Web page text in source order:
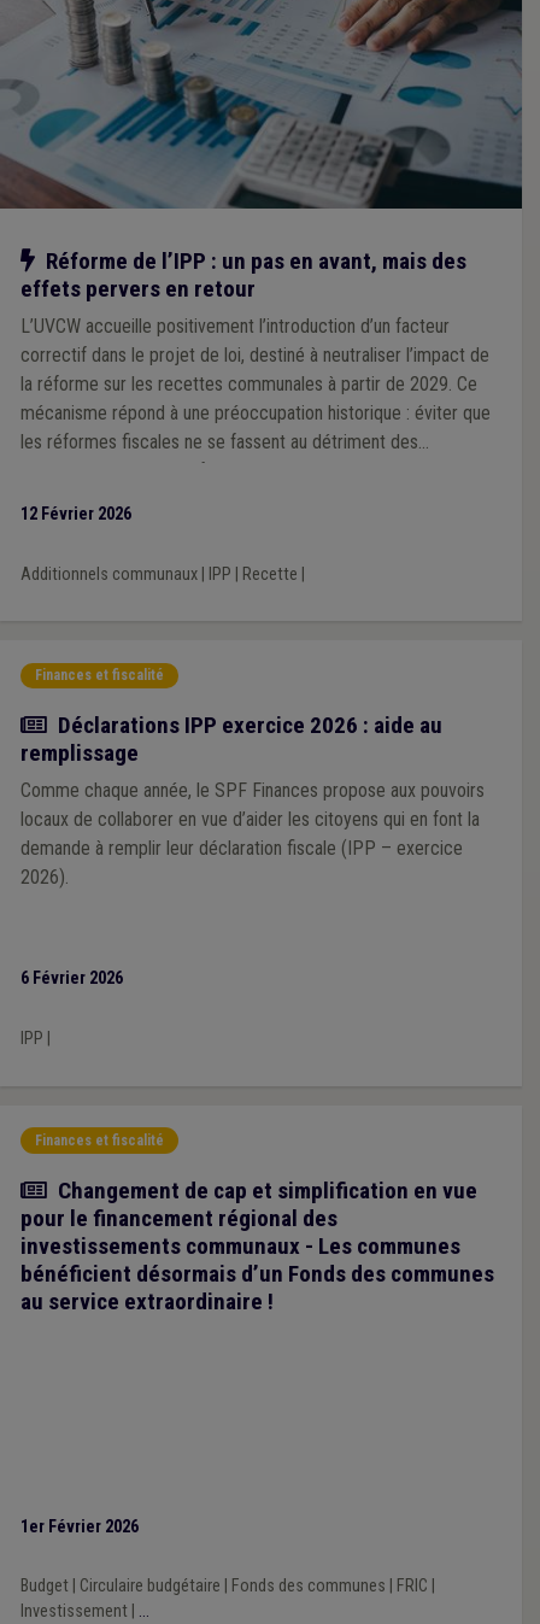
Notre action
Réforme de l’IPP : un pas en avant, mais des
effets pervers en retour
L’UVCW accueille positivement l’introduction d’un facteur
correctif dans le projet de loi, destiné à neutraliser l’impact de
la réforme sur les recettes communales à partir de 2029. Ce
mécanisme répond à une préoccupation historique : éviter que
les réformes fiscales ne se fassent au détriment des
communes, comme ce fut le cas par le passé. Cependant,
12 Février 2026
Additionnels communaux| IPP Recette
Finances et fiscalité
Actualité
Déclarations IPP exercice 2026 : aide au
remplissage
Comme chaque année, le SPF Finances propose aux pouvoirs
locaux de collaborer en vue d’aider les citoyens qui en font la
demande à remplir leur déclaration fiscale (IPP – exercice
2026).
6 Février 2026
IPP
Finances et fiscalité
Article
Changement de cap et simplification en vue
pour le financement régional des
investissements communaux - Les communes
bénéficient désormais d’un Fonds des communes
au service extraordinaire !
1er Février 2026
Budget| Circulaire budgétaire Fonds des communes FRIC
Investissement| ...